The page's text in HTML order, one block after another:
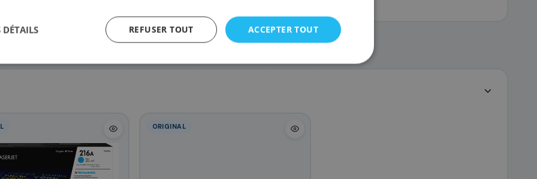
Pro M182nw
ORIGINAL
ACCEPTER TOUT
REFUSER TOUT
DÉTAILS